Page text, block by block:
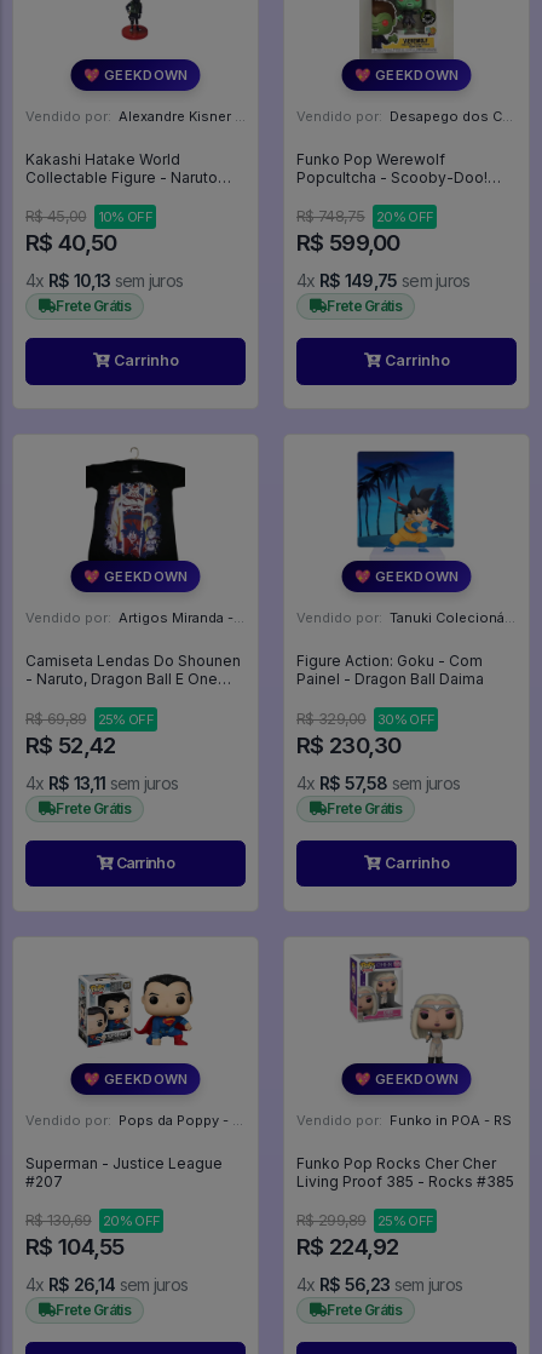
💖 GEEKDOWN
Vendido por: Alexandre Kisner - PR
Kakashi Hatake World
Collectable Figure - Naruto
R$ 45,00
10% OFF
R$ 40,50
4x R$ 10,13 sem juros
Frete Grátis
Carrinho
💖 GEEKDOWN
Vendido por: Desapego dos Cardoso - PR
Funko Pop Werewolf
Popcultcha - Scooby-Doo!
R$ 748,75
20% OFF
R$ 599,00
4x R$ 149,75 sem juros
Frete Grátis
Carrinho
💖 GEEKDOWN
Vendido por: Artigos Miranda - RJ
Camiseta Lendas Do Shounen
- Naruto, Dragon Ball E One
R$ 69,89
25% OFF
R$ 52,42
4x R$ 13,11 sem juros
Frete Grátis
Carrinho
💖 GEEKDOWN
Vendido por: Tanuki Colecionáveis - SP
Figure Action: Goku - Com
Painel - Dragon Ball Daima
R$ 329,00 30% OFF
R$ 230,30
4x R$ 57,58 sem juros
Frete Grátis
Carrinho
💖 GEEKDOWN
Vendido por: Pops da Poppy - SP
Superman - Justice League
#207
R$ 130,69 20% OFF
R$ 104,55
4x R$ 26,14 sem juros
Frete Grátis
💖 GEEKDOWN
Vendido por: Funko in POA - RS
Funko Pop Rocks Cher Cher
Living Proof 385 - Rocks #385
R$ 299,89 25% OFF
R$ 224,92
4x R$ 56,23 sem juros
Frete Grátis